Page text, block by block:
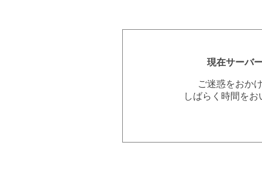
現在サーバ
ご迷惑をおか
しばらく時間を